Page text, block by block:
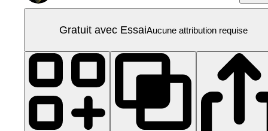
Gratuit avec EssaiAucune attribution requise